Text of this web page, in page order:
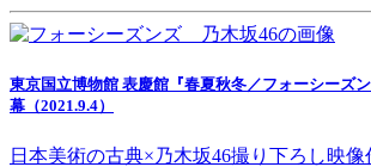
東京国立博物館 表慶館『春夏秋冬／フォーシーズ
幕（2021.9.4）
日本美術の古典×乃木坂46撮り下ろし映